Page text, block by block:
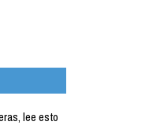
lee esto